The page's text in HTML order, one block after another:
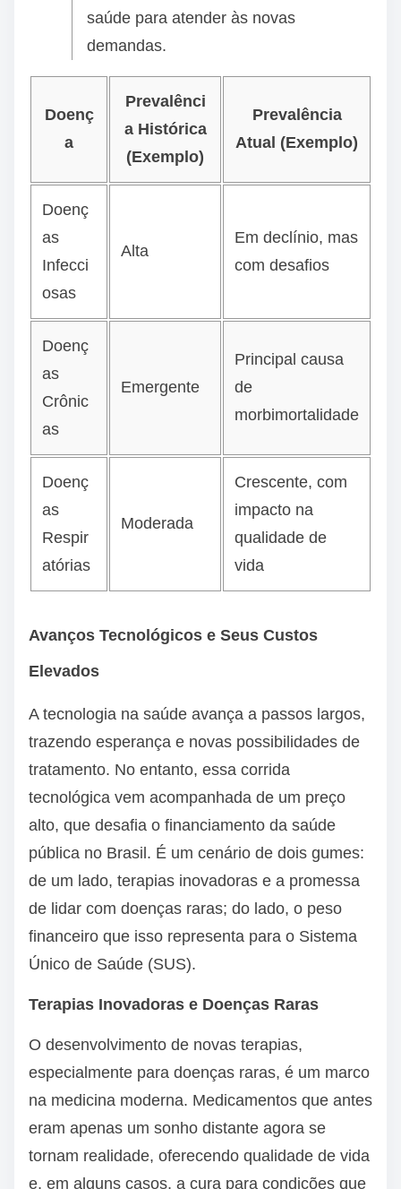
saúde para atender às novas
demandas.
Doenç
a
Prevalênci
a Histórica
(Exemplo)
Prevalência
Atual (Exemplo)
Doenç
as
Infecci
osas
Alta
Em declínio, mas
com desafios
Doenç
as
Crônic
as
Emergente
Principal causa
de
morbimortalidade
Doenç
as
Respir
atórias
Moderada
Crescente, com
impacto na
qualidade de
vida
Avanços Tecnológicos e Seus Custos
Elevados
A tecnologia na saúde avança a passos largos,
trazendo esperança e novas possibilidades de
tratamento. No entanto, essa corrida
tecnológica vem acompanhada de um preço
alto, que desafia o financiamento da saúde
pública no Brasil. É um cenário de dois gumes:
de um lado, terapias inovadoras e a promessa
de lidar com doenças raras; do lado, o peso
financeiro que isso representa para o Sistema
Único de Saúde (SUS).
Terapias Inovadoras e Doenças Raras
O desenvolvimento de novas terapias,
especialmente para doenças raras, é um marco
na medicina moderna. Medicamentos que antes
eram apenas um sonho distante agora se
tornam realidade, oferecendo qualidade de vida
e, em alguns casos, a cura para condições que